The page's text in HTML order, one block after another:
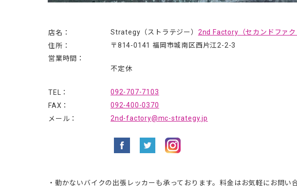
店名： Strategy（ストラテジー） 2nd Factory（セカンドファク
住所：
〒814-0141 福岡市城南区西片江2-2-3
営業時間：
不定休
TEL：
092-707-7103
FAX：
092-400-0370
メール：
2nd-factory@mc-strategy.jp
・動かないバイクの出張レッカーも承っております。料金はお気軽にお問い